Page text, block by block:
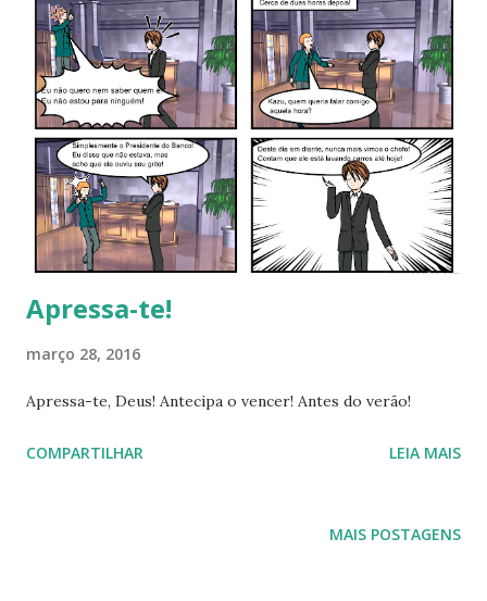
Apressa-te!
março 28, 2016
Apressa-te, Deus! Antecipa o vencer! Antes do verão!
COMPARTILHAR LEIA MAIS
MAIS POSTAGENS